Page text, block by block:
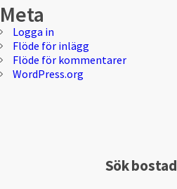
Meta
Logga in
Flöde för inlägg
Flöde för kommentarer
WordPress.org
Sök bostad